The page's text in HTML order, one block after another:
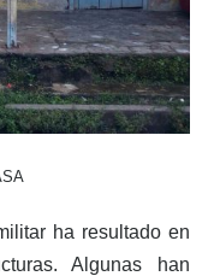
ha resultado en
Algunas han